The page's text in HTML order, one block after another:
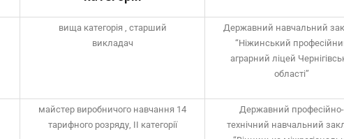
вища категорія , старший
викладач
Державний навчальний
“Ніжинський
аграрний ліцей
області”
майстер виробничого навчання 14
тарифного розряду, ІІ категорії
Державний професійно-
технічний навчальний